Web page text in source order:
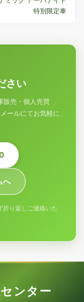
特別限定車
さい
販売・個人売買
ールにてお気軽に
へ
り返しご連絡いた
ンター